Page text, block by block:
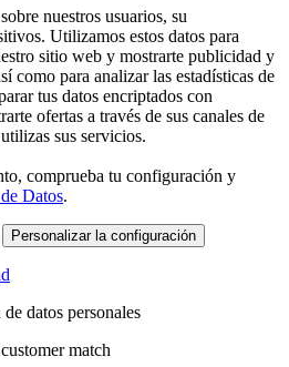
nuestros usuarios, su
Utilizamos estos datos para
sitio web y mostrarte publicidad y
como para analizar las estadísticas de
tus datos encriptados con
ofertas a través de sus canales de
sus servicios.
comprueba tu configuración y
Datos.
Personalizar la configuración
datos personales
match